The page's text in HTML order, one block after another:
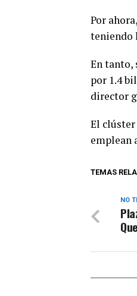
Por
teniendo
En tanto,
por 1.4
director
El clúster
emplean
TEMAS
NO